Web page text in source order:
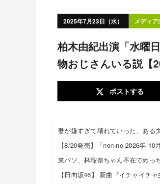
2025年7月23日（水） メディア
柏木由紀出演「水曜日のダウンタウン」どこの地元にも名
物おじさんいる説【
ポストする
妻が嫌すぎて壊れていった、ある
東パソ、林瑠奈ちゃん不在でめっ